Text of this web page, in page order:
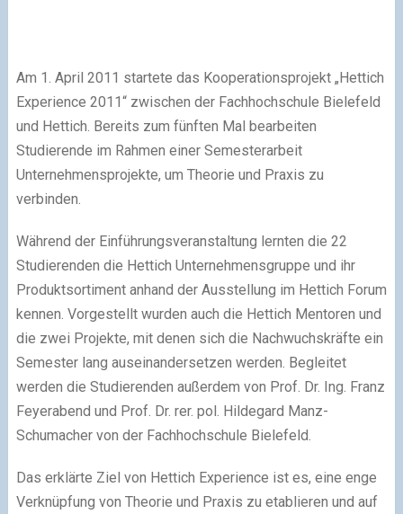
Am 1. April 2011 startete das Kooperationsprojekt „Hettich
Experience 2011“ zwischen der Fachhochschule Bielefeld
und Hettich. Bereits zum fünften Mal bearbeiten
Studierende im Rahmen einer Semesterarbeit
Unternehmensprojekte, um Theorie und Praxis zu
verbinden.
Während der Einführungsveranstaltung lernten die 22
Studierenden die Hettich Unternehmensgruppe und ihr
Produktsortiment anhand der Ausstellung im Hettich Forum
kennen. Vorgestellt wurden auch die Hettich Mentoren und
die zwei Projekte, mit denen sich die Nachwuchskräfte ein
Semester lang auseinandersetzen werden. Begleitet
werden die Studierenden außerdem von Prof. Dr. Ing. Franz
Feyerabend und Prof. Dr. rer. pol. Hildegard Manz-
Schumacher von der Fachhochschule Bielefeld.
Das erklärte Ziel von Hettich Experience ist es, eine enge
Verknüpfung von Theorie und Praxis zu etablieren und auf